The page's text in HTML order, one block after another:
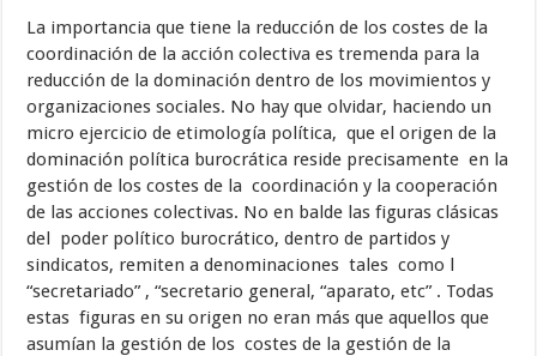
La importancia que tiene la reducción de los costes de la
coordinación de la acción colectiva es tremenda para la
reducción de la dominación dentro de los movimientos y
organizaciones sociales. No hay que olvidar, haciendo un
micro ejercicio de etimología política, que el origen de la
dominación política burocrática reside precisamente en la
gestión de los costes de la coordinación y la cooperación
de las acciones colectivas. No en balde las figuras clásicas
del poder político burocrático, dentro de partidos y
sindicatos, remiten a denominaciones tales como l
“secretariado” , “secretario general, “aparato, etc” . Todas
estas figuras en su origen no eran más que aquellos que
asumían la gestión de los costes de la gestión de la